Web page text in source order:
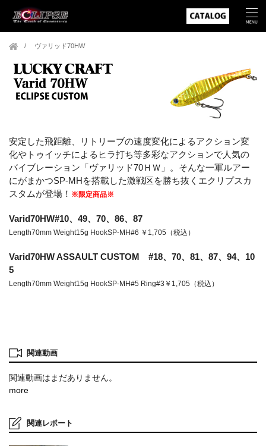
ヴァリッド70HW
安定した飛距離、リトリーブの速度変化によるアクション変
化やトゥイッチによるヒラ打ち等多彩なアクションで人気の
バイブレーション「ヴァリッド70ＨＷ」。そんな一軍ルアー
にがまかつSP-MHを搭載した激戦区を勝ち抜くエクリプスカ
スタムが登場！ ※限定商品※
Varid70HW#10、49、70、86、87
Length70mm Weight15g HookSP-MH#6 ￥1,705（税込）
Varid70HW ASSAULT CUSTOM #18、70、81、87、94、10
5
Length70mm Weight15g HookSP-MH#5 Ring#3￥1,705（税込）
関連動画
関連動画はまだありません。
more
関連レポート